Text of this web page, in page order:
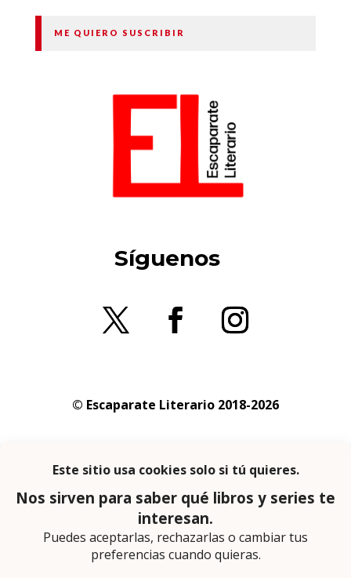
ME QUIERO SUSCRIBIR
Síguenos
© Escaparate Literario 2018-2026
privacidad
En calidad de afiliado de Amazon obtengo
ingresos por las compras adscritas que